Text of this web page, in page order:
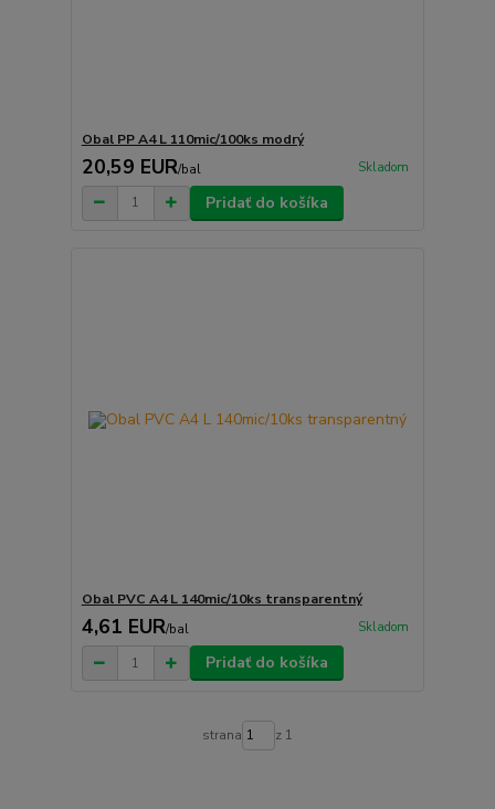
Obal PP A4 L 110mic/100ks modrý
20,59 EUR/bal Skladom
Pridať do košíka
Obal PVC A4 L 140mic/10ks transparentný
4,61 EUR/bal Skladom
Pridať do košíka
strana z 1